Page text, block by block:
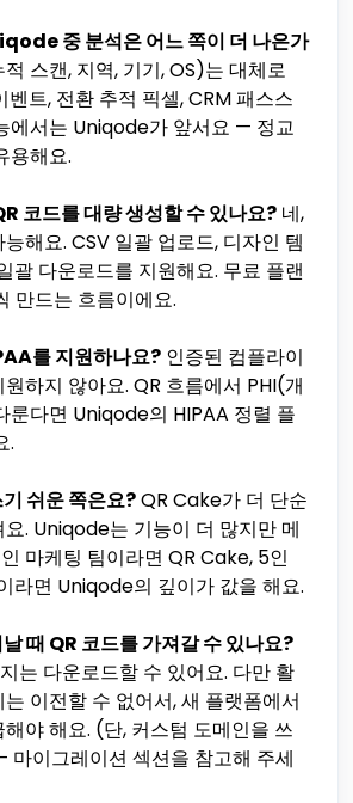
중 분석은 어느 쪽이 더 나은가
스캔, 지역, 기기, OS)는 대체로
벤트, 전환 추적 픽셀, CRM 패스스
에서는 Uniqode가 앞서요 — 정교
용해요.
코드를 대량 생성할 수 있나요? 네,
해요. CSV 일괄 업로드, 디자인 템
괄 다운로드를 지원해요. 무료 플랜
만드는 흐름이에요.
를 지원하나요? 인증된 컴플라이
하지 않아요. QR 흐름에서 PHI(개
룬다면 Uniqode의 HIPAA 정렬 플
.
쉬운 쪽은요?QR Cake가 더 단순
. Uniqode는 기능이 더 많지만 메
마케팅 팀이라면 QR Cake, 5인
라면 Uniqode의 깊이가 값을 해요.
때 QR 코드를 가져갈 수 있나요?
는 다운로드할 수 있어요. 다만 활
이전할 수 없어서, 새 플랫폼에서
야 해요. (단, 커스텀 도메인을 쓰
마이그레이션 섹션을 참고해 주세